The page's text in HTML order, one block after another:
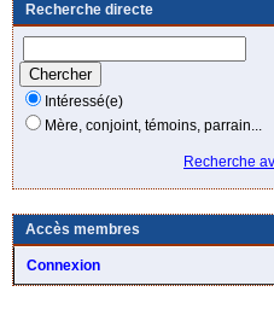
Recherche directe
Intéressé(e)
Mère, conjoint, témoins, parrain...
Recherche
Accès membres
Connexion